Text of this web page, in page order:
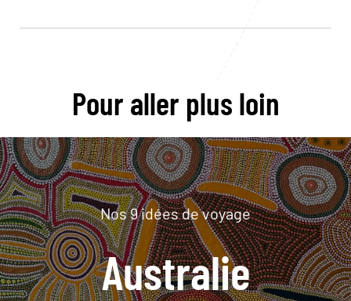
Pour aller plus loin
Nos 9 idées de voyage
Australie